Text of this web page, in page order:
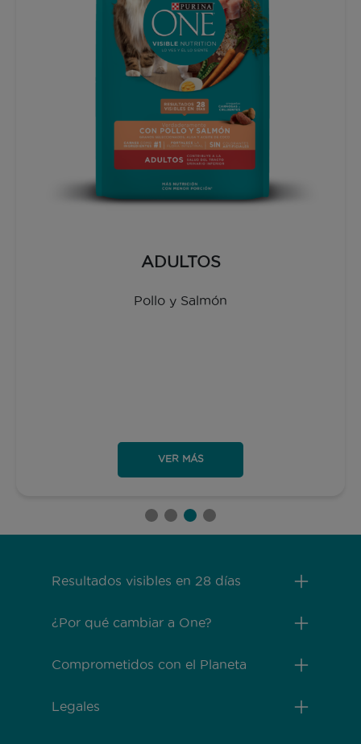
ADULTOS
Pollo y Salmón
VER MÁS
Resultados visibles en 28 días
¿Por qué cambiar a One?
Comprometidos con el Planeta
Legales